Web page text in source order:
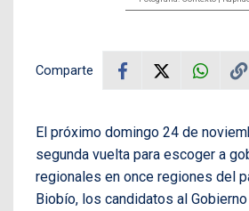
Comparte
El próximo domingo 24 de
segunda vuelta para escoger a
regionales en once regiones del
Biobío, los candidatos al